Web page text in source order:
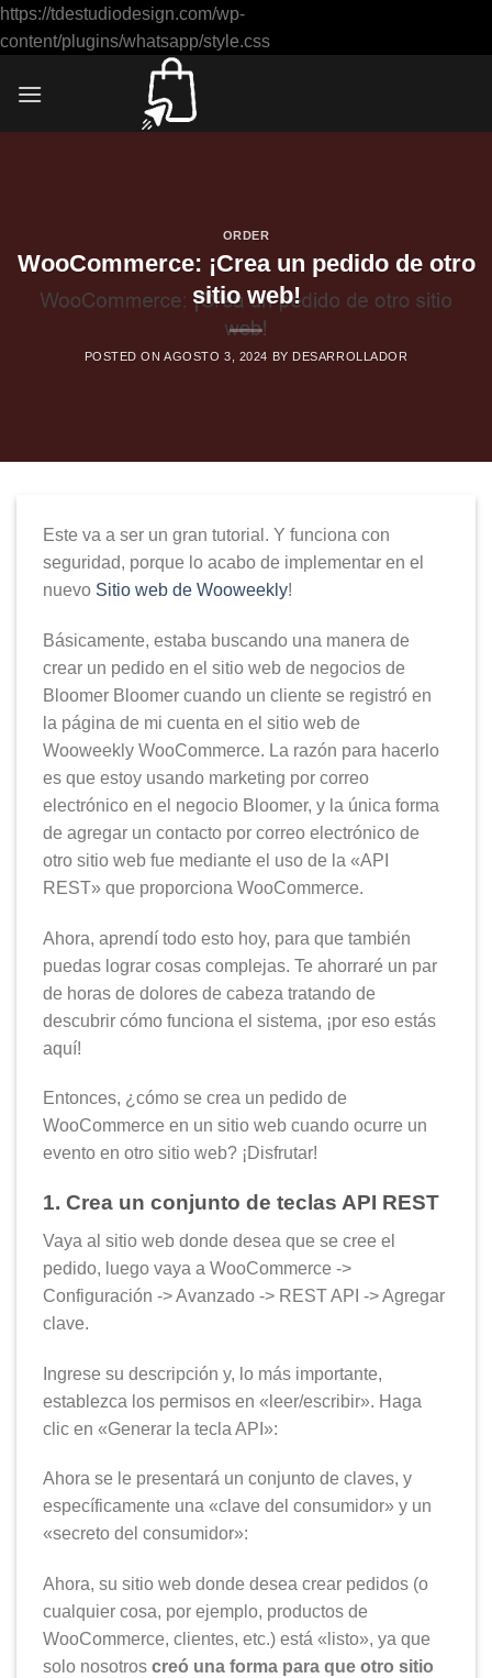
https://tdestudiodesign.com/wp-
content/plugins/whatsapp/style.cssSaltar
ORDER
WooCommerce: ¡Crea un pedido de otro
sitio web!
POSTED ONAGOSTO 3, 2024 BY DESARROLLADOR
Este va a ser un gran tutorial. Y funciona con
seguridad, porque lo acabo de implementar en el
nuevo Sitio web de Wooweekly!
Básicamente, estaba buscando una manera de
crear un pedido en el sitio web de negocios de
Bloomer Bloomer cuando un cliente se registró en
la página de mi cuenta en el sitio web de
Wooweekly WooCommerce. La razón para hacerlo
es que estoy usando marketing por correo
electrónico en el negocio Bloomer, y la única forma
de agregar un contacto por correo electrónico de
otro sitio web fue mediante el uso de la «API
REST» que proporciona WooCommerce.
Ahora, aprendí todo esto hoy, para que también
puedas lograr cosas complejas. Te ahorraré un par
de horas de dolores de cabeza tratando de
descubrir cómo funciona el sistema, ¡por eso estás
aquí!
Entonces, ¿cómo se crea un pedido de
WooCommerce en un sitio web cuando ocurre un
evento en otro sitio web? ¡Disfrutar!
1. Crea un conjunto de teclas API REST
Vaya al sitio web donde desea que se cree el
pedido, luego vaya a WooCommerce ->
Configuración -> Avanzado -> REST API -> Agregar
clave.
Ingrese su descripción y, lo más importante,
establezca los permisos en «leer/escribir». Haga
clic en «Generar la tecla API»:
Ahora se le presentará un conjunto de claves, y
específicamente una «clave del consumidor» y un
«secreto del consumidor»:
Ahora, su sitio web donde desea crear pedidos (o
cualquier cosa, por ejemplo, productos de
WooCommerce, clientes, etc.) está «listo», ya que
solo nosotros creó una forma para que otro sitio